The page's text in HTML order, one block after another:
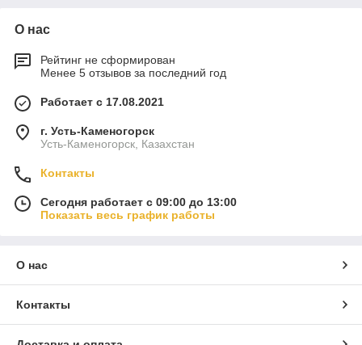
О нас
Рейтинг не сформирован
Менее 5 отзывов за последний год
Работает с 17.08.2021
г. Усть-Каменогорск
Усть-Каменогорск, Казахстан
Контакты
Сегодня работает с 09:00 до 13:00
Показать весь график работы
О нас
Контакты